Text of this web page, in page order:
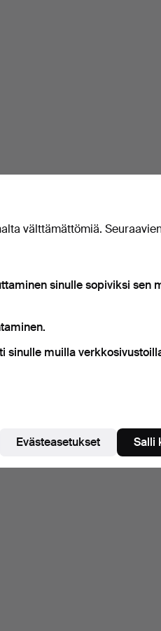
välttämättömiä.
sinulle sopiviksi sen
sinulle muilla
Evästeasetukset Salli